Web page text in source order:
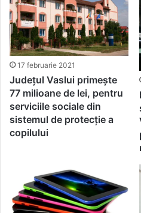
17 februarie 2021
Județul Vaslui primește
77 milioane de lei, pentru
serviciile sociale din
sistemul de protecție a
copilului